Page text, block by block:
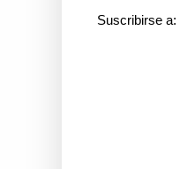
Suscribirse a: